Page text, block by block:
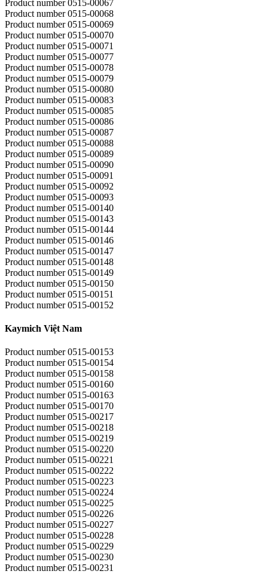
Product number 0515-00067
Product number 0515-00068
Product number 0515-00069
Product number 0515-00070
Product number 0515-00071
Product number 0515-00077
Product number 0515-00078
Product number 0515-00079
Product number 0515-00080
Product number 0515-00083
Product number 0515-00085
Product number 0515-00086
Product number 0515-00087
Product number 0515-00088
Product number 0515-00089
Product number 0515-00090
Product number 0515-00091
Product number 0515-00092
Product number 0515-00093
Product number 0515-00140
Product number 0515-00143
Product number 0515-00144
Product number 0515-00146
Product number 0515-00147
Product number 0515-00148
Product number 0515-00149
Product number 0515-00150
Product number 0515-00151
Product number 0515-00152
Kaymich Việt Nam
Product number 0515-00153
Product number 0515-00154
Product number 0515-00158
Product number 0515-00160
Product number 0515-00163
Product number 0515-00170
Product number 0515-00217
Product number 0515-00218
Product number 0515-00219
Product number 0515-00220
Product number 0515-00221
Product number 0515-00222
Product number 0515-00223
Product number 0515-00224
Product number 0515-00225
Product number 0515-00226
Product number 0515-00227
Product number 0515-00228
Product number 0515-00229
Product number 0515-00230
Product number 0515-00231